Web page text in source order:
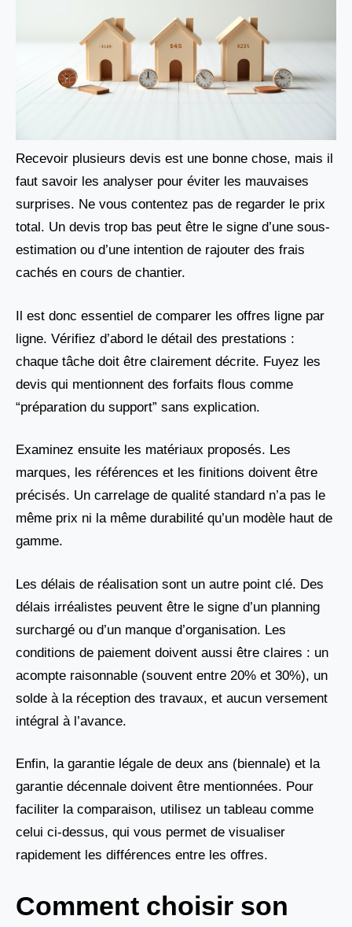
Recevoir plusieurs devis est une bonne chose, mais il
faut savoir les analyser pour éviter les mauvaises
surprises. Ne vous contentez pas de regarder le prix
total. Un devis trop bas peut être le signe d’une sous-
estimation ou d’une intention de rajouter des frais
cachés en cours de chantier.
Il est donc essentiel de comparer les offres ligne par
ligne. Vérifiez d’abord le détail des prestations :
chaque tâche doit être clairement décrite. Fuyez les
devis qui mentionnent des forfaits flous comme
“préparation du support” sans explication.
Examinez ensuite les matériaux proposés. Les
marques, les références et les finitions doivent être
précisés. Un carrelage de qualité standard n’a pas le
même prix ni la même durabilité qu’un modèle haut de
gamme.
Les délais de réalisation sont un autre point clé. Des
délais irréalistes peuvent être le signe d’un planning
surchargé ou d’un manque d’organisation. Les
conditions de paiement doivent aussi être claires : un
acompte raisonnable (souvent entre 20% et 30%), un
solde à la réception des travaux, et aucun versement
intégral à l’avance.
Enfin, la garantie légale de deux ans (biennale) et la
garantie décennale doivent être mentionnées. Pour
faciliter la comparaison, utilisez un tableau comme
celui ci-dessus, qui vous permet de visualiser
rapidement les différences entre les offres.
Comment choisir son